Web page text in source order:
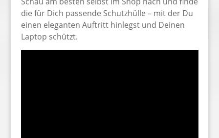
die für Dich passende Schutzhülle – mit der Du
einen eleganten Auftritt hinlegst und Deinen
Laptop schützt.